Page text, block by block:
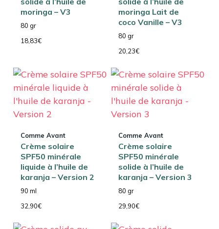
moringa – V3
80 gr
18,83€
moringa Lait de
coco Vanille – V3
80 gr
20,23€
Comme Avant
Crème solaire
SPF50 minérale
liquide à l’huile de
karanja – Version 2
90 ml
32,90€
Comme Avant
Crème solaire
SPF50 minérale
solide à l’huile de
karanja – Version 3
80 gr
29,90€